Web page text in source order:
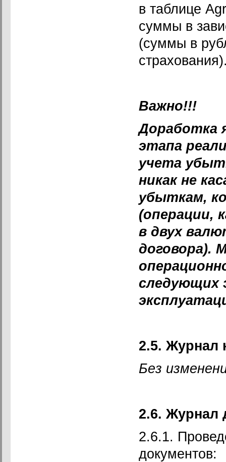
в таблице
суммы в
(суммы в
Важно!!!
Доработка
этапа
учета
никак не
убыткам,
(операции,
в двух
договора).
следующих
2.5. Журнал
Без
2.6. Журнал
2.6.1.
документов: